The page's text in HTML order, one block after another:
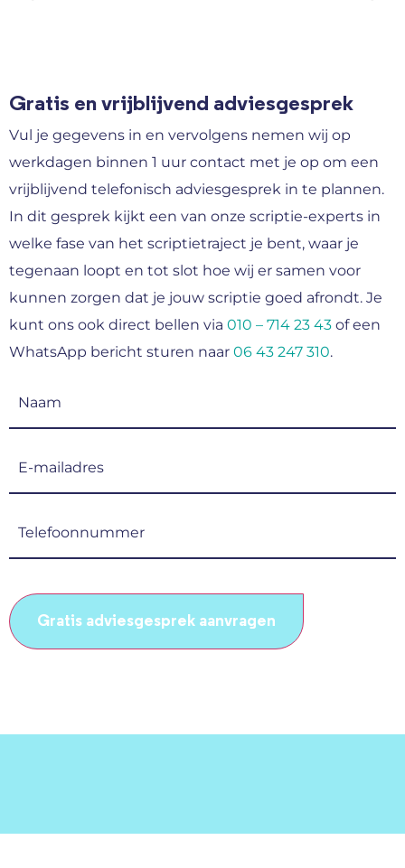
Gratis en vrijblijvend adviesgesprek
Vul je gegevens in en vervolgens nemen wij op
werkdagen binnen 1 uur contact met je op om een
vrijblijvend telefonisch adviesgesprek in te plannen.
In dit gesprek kijkt een van onze scriptie-experts in
welke fase van het scriptietraject je bent, waar je
tegenaan loopt en tot slot hoe wij er samen voor
kunnen zorgen dat je jouw scriptie goed afrondt. Je
kunt ons ook direct bellen via 010 – 714 23 43 of een
WhatsApp bericht sturen naar 06 43 247 310.